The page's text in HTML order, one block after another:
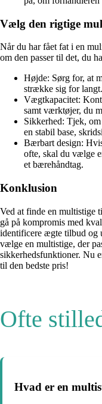
Vælg den rigtige
Når du har fået fat i en
om den passer til det, du
Højde: Sørg for, at
strække sig for langt.
Vægtkapacitet:
samt værktøjer, du
Sikkerhed: Tjek,
en stabil base,
Bærbart design:
ofte, skal du vælge
et bærehåndtag.
Konklusion
Ved at finde en multistige
gå på kompromis med
identificere ægte tilbud og
vælge en multistige, der
sikkerhedsfunktioner. Nu
til den bedste pris!
Ofte
Hvad er en